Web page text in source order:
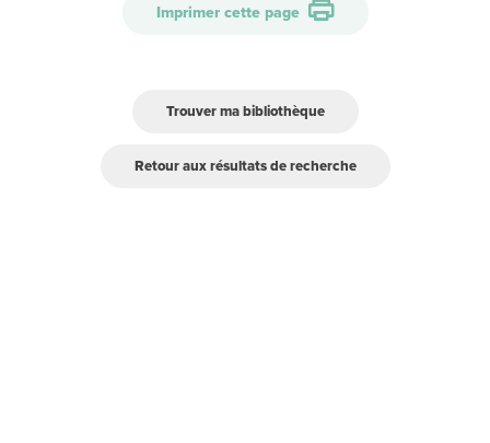
Imprimer cette page
Trouver ma bibliothèque
Retour aux résultats de recherche